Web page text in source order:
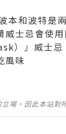
本和波特是
士忌會使
）」威士
風味
場。因此本站